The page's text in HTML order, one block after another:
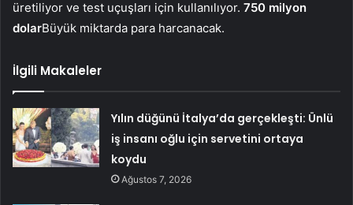
üretiliyor ve test uçuşları için kullanılıyor. 750 milyon
dolarBüyük miktarda para harcanacak.
İlgili Makaleler
Yılın düğünü İtalya’da gerçekleşti: Ünlü
iş insanı oğlu için servetini ortaya
koydu
Ağustos 7, 2026